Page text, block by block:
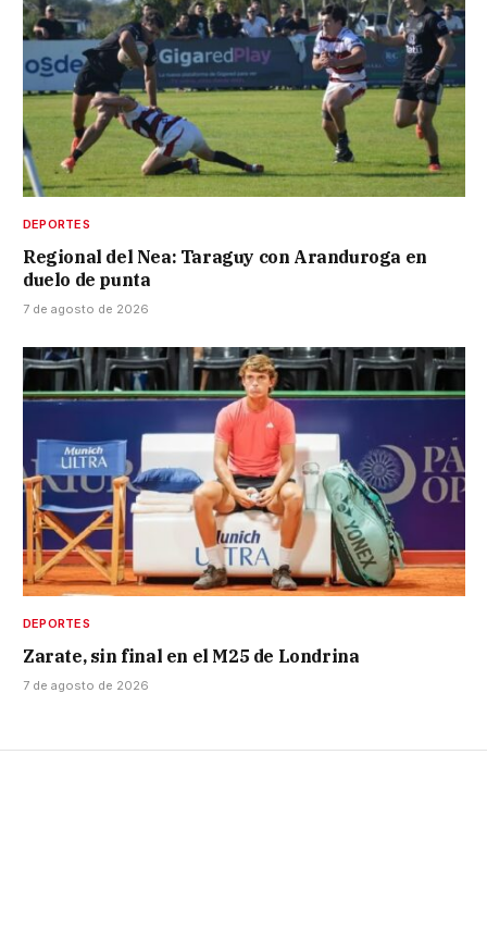
DEPORTES
Regional del Nea: Taraguy con Aranduroga en
duelo de punta
7 de agosto de 2026
DEPORTES
Zarate, sin final en el M25 de Londrina
7 de agosto de 2026